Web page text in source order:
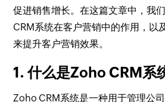
促进销售增长。在这篇文章中，我
CRM系统在客户营销中的作用，以
来提升客户营销效果。
1. 什么是Zoho CRM系
Zoho CRM系统是一种用于管理公